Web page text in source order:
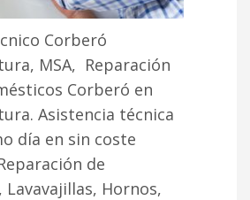
Corberó
MSA, Reparación
Corberó en
Asistencia técnica
día en sin coste
de
Lavavajillas, Hornos,